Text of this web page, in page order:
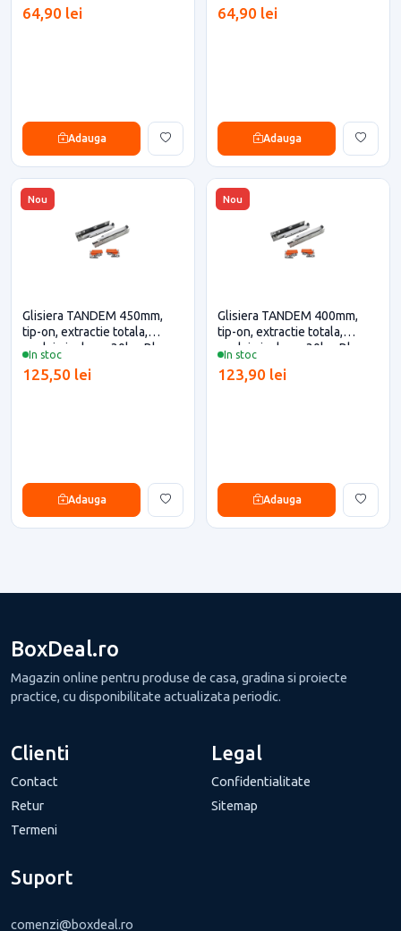
eficiente
64,90 lei
Adauga
eficiente
64,90 lei
Adauga
Nou
In stoc
Glisiera TANDEM 450mm,
tip-on, extractie totala,
cuplaje incluse, 30kg, Blum
eficiente
125,50 lei
Adauga
Nou
In stoc
Glisiera TANDEM 400mm,
tip-on, extractie totala,
cuplaje incluse, 30kg, Blum
eficiente
123,90 lei
Adauga
BoxDeal.ro
Magazin online pentru produse de casa, gradina si proiecte
practice, cu disponibilitate actualizata periodic.
Clienti
Contact
Retur
Termeni
Legal
Confidentialitate
Sitemap
Suport
comenzi@boxdeal.ro